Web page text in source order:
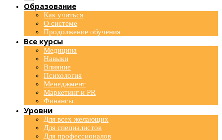
Образование
Как учиться
О системе
Продолжение обучения
Все курсы
Медицина
Навыки
Влияние
Психология
Менеджмент
Маркетинг и PR
Финансы
Уровни
Для всех желающих
Для специалистов
Для профессионалов